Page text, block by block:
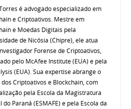
é advogado especializado em
e Criptoativos. Mestre em
e Moedas Digitais pela
de Nicósia (Chipre), ele atua
Forense de Criptoativos,
pelo McAfee Institute (EUA) e pela
(EUA). Sua expertise abrange o
Criptoativos e Blockchain, com
pela Escola da Magistratura
do Paraná (ESMAFE) e pela Escola da